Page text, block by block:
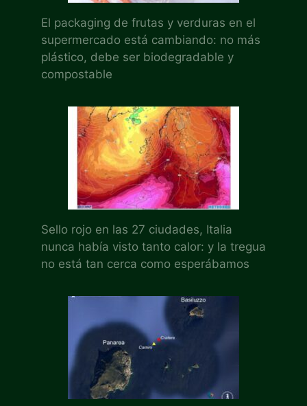
El packaging de frutas y verduras en el
supermercado está cambiando: no más
plástico, debe ser biodegradable y
compostable
Sello rojo en las 27 ciudades, Italia
nunca había visto tanto calor: y la tregua
no está tan cerca como esperábamos